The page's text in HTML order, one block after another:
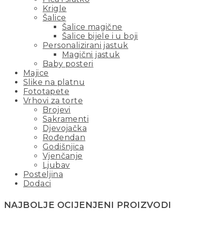
Krigle
Šalice
Šalice magične
Šalice bijele i u boji
Personalizirani jastuk
Magični jastuk
Baby posteri
Majice
Slike na platnu
Fototapete
Vrhovi za torte
Brojevi
Sakramenti
Djevojačka
Rođendan
Godišnjica
Vjenčanje
Ljubav
Posteljina
Dodaci
NAJBOLJE OCIJENJENI PROIZVODI